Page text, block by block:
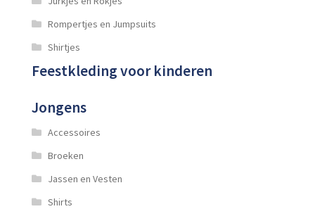
Rompertjes en Jumpsuits
Shirtjes
Feestkleding voor kinderen
Jongens
Accessoires
Broeken
Jassen en Vesten
Shirts